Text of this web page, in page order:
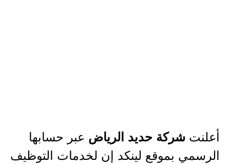
أعلنت شركة حديد الرياض عبر حسابها
الرسمي بموقع لينكد إن لخدمات التوظيف